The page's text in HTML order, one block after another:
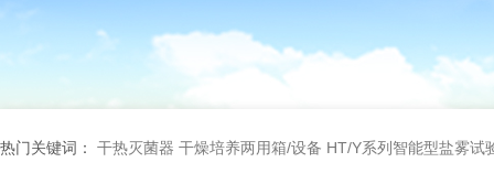
热门关键词： 干热灭菌器 干燥培养两用箱/设备 HT/Y系列智能型盐雾试